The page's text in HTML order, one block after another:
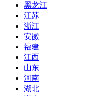
黑龙江
江苏
浙江
安徽
福建
江西
山东
河南
湖北